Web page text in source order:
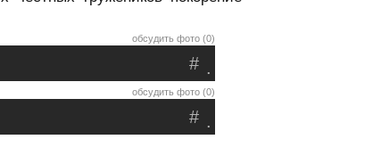
обсудить фото (0)
.
#
обсудить фото (0)
.
#